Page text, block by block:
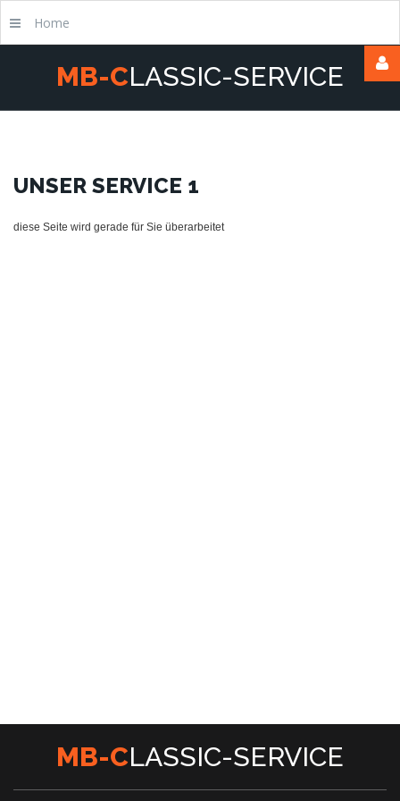
MB-CLASSIC-SERVICE
Home
UNSER SERVICE 1
diese Seite wird gerade für Sie überarbeitet
Username
MB-CLASSIC-SERVICE